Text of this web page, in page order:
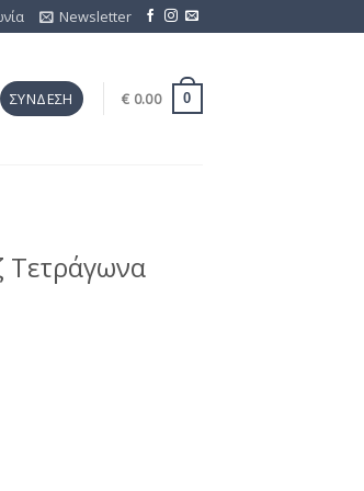
Newsletter
ΣΎΝΔΕΣΗ € 0.00 0
Τετράγωνα